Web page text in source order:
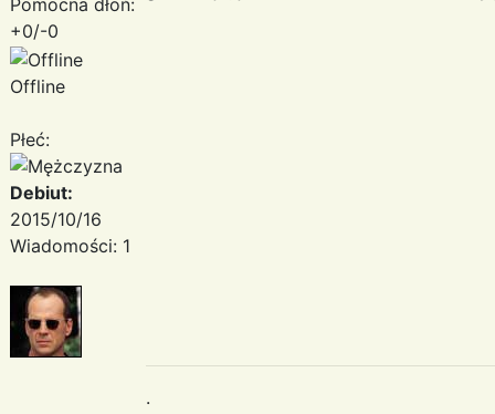
+0/-0
Offline
Płeć:
Debiut:
2015/10/16
Wiadomości: 1
.